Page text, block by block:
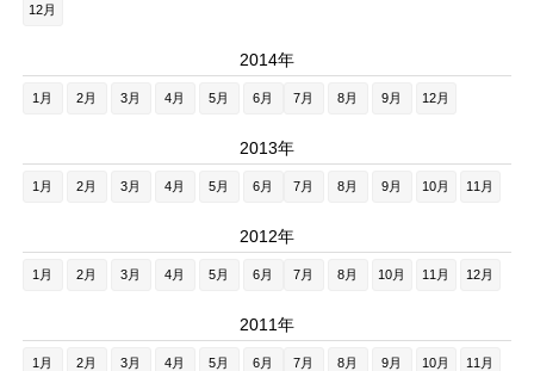
12月
2014年
1月 2月 3月 4月 5月 6月 7月 8月 9月 12月
2013年
1月 2月 3月 4月 5月 6月 7月 8月 9月 10月 11月
2012年
1月 2月 3月 4月 5月 6月 7月 8月 10月 11月 12月
2011年
1月 2月 3月 4月 5月 6月 7月 8月 9月 10月 11月